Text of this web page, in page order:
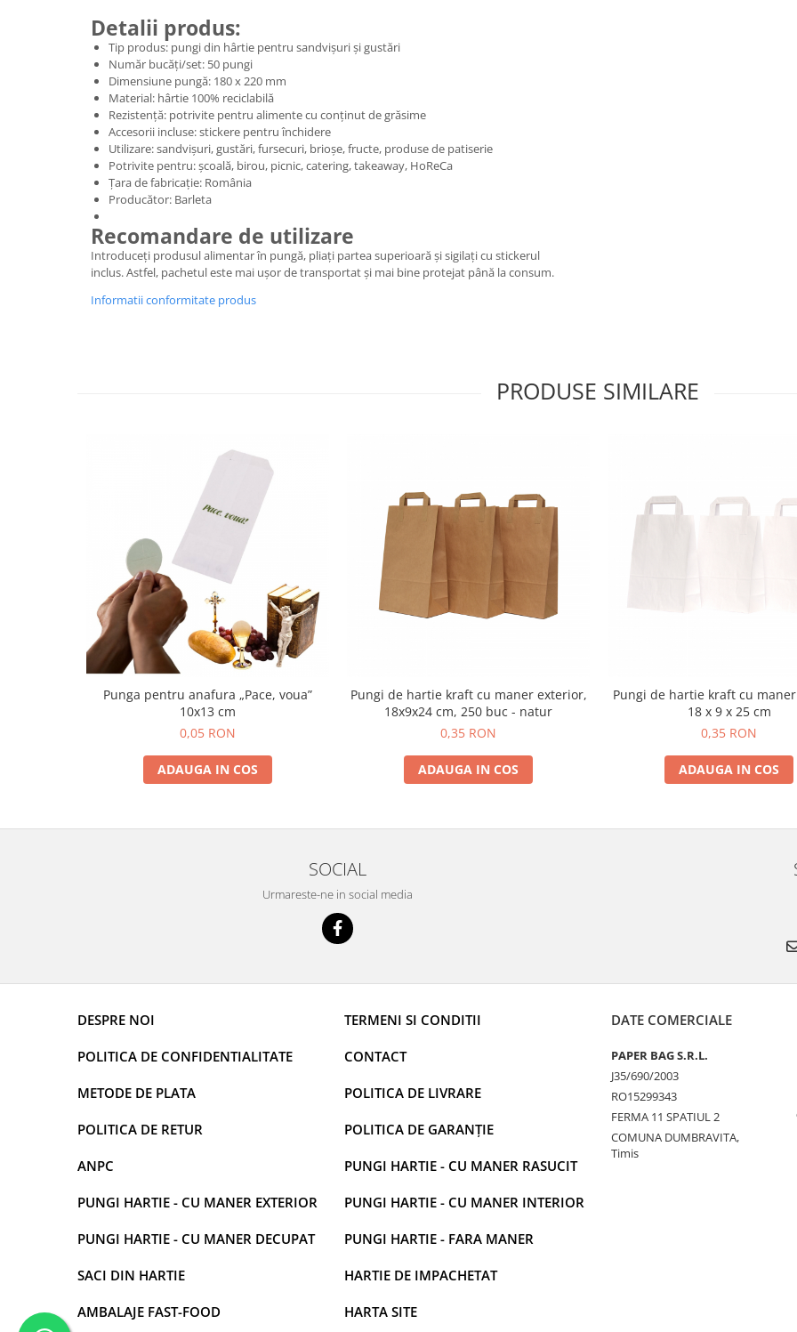
Detalii produs:
Tip produs: pungi din hârtie pentru sandvișuri și gustări
Număr bucăți/set: 50 pungi
Dimensiune pungă: 180 x 220 mm
Material: hârtie 100% reciclabilă
Rezistență: potrivite pentru alimente cu conținut de grăsime
Accesorii incluse: stickere pentru închidere
Utilizare: sandvișuri, gustări, fursecuri, brioșe, fructe, produse de patiserie
Potrivite pentru: școală, birou, picnic, catering, takeaway, HoReCa
Țara de fabricație: România
Producător: Barleta
Recomandare de utilizare
Introduceți produsul alimentar în pungă, pliați partea superioară și sigilați cu stickerul
inclus. Astfel, pachetul este mai ușor de transportat și mai bine protejat până la consum.
Informatii conformitate produs
PRODUSE SIMILARE
Punga pentru anafura „Pace, voua”
10x13 cm
0,05 RON
ADAUGA IN COS
Pungi de hartie kraft cu maner exterior,
18x9x24 cm, 250 buc - natur
0,35 RON
ADAUGA IN COS
Pungi de hartie kraft cu
18 x 9 x 25 cm
0,35 RON
ADAUGA IN COS
SOCIAL
Urmareste-ne in social media
DESPRE NOI
POLITICA DE CONFIDENTIALITATE
METODE DE PLATA
POLITICA DE RETUR
ANPC
PUNGI HARTIE - CU MANER EXTERIOR
PUNGI HARTIE - CU MANER DECUPAT
SACI DIN HARTIE
AMBALAJE FAST-FOOD
TERMENI SI CONDITII
CONTACT
POLITICA DE LIVRARE
POLITICA DE GARANȚIE
PUNGI HARTIE - CU MANER RASUCIT
PUNGI HARTIE - CU MANER INTERIOR
PUNGI HARTIE - FARA MANER
HARTIE DE IMPACHETAT
HARTA SITE
DATE COMERCIALE
PAPER BAG S.R.L.
J35/690/2003
RO15299343
FERMA 11 SPATIUL 2
COMUNA DUMBRAVITA,
Timis